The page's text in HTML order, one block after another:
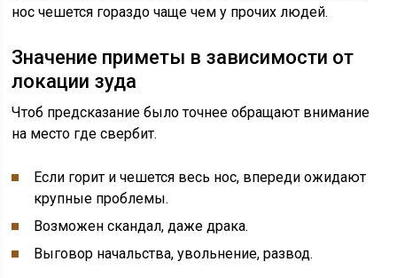
нос чешется гораздо чаще чем у прочих людей.
Значение приметы в зависимости от
локации зуда
Чтоб предсказание было точнее обращают внимание
на место где свербит.
Если горит и чешется весь нос, впереди ожидают
крупные проблемы.
Возможен скандал, даже драка.
Выговор начальства, увольнение, развод.